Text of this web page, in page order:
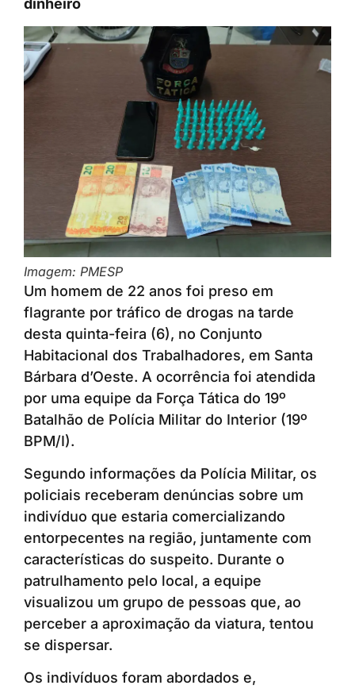
dinheiro
Imagem: PMESP
Um homem de 22 anos foi preso em
flagrante por tráfico de drogas na tarde
desta quinta-feira (6), no Conjunto
Habitacional dos Trabalhadores, em Santa
Bárbara d’Oeste. A ocorrência foi atendida
por uma equipe da Força Tática do 19º
Batalhão de Polícia Militar do Interior (19º
BPM/I).
Segundo informações da Polícia Militar, os
policiais receberam denúncias sobre um
indivíduo que estaria comercializando
entorpecentes na região, juntamente com
características do suspeito. Durante o
patrulhamento pelo local, a equipe
visualizou um grupo de pessoas que, ao
perceber a aproximação da viatura, tentou
se dispersar.
Os indivíduos foram abordados e,